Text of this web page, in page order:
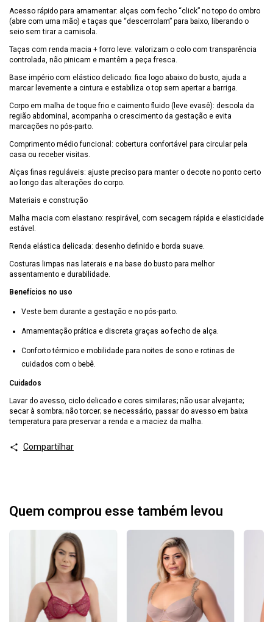
Acesso rápido para amamentar: alças com fecho “click” no topo do ombro
(abre com uma mão) e taças que “descerrolam” para baixo, liberando o
seio sem tirar a camisola.
Taças com renda macia + forro leve: valorizam o colo com transparência
controlada, não pinicam e mantêm a peça fresca.
Base império com elástico delicado: fica logo abaixo do busto, ajuda a
marcar levemente a cintura e estabiliza o top sem apertar a barriga.
Corpo em malha de toque frio e caimento fluido (leve evasê): descola da
região abdominal, acompanha o crescimento da gestação e evita
marcações no pós-parto.
Comprimento médio funcional: cobertura confortável para circular pela
casa ou receber visitas.
Alças finas reguláveis: ajuste preciso para manter o decote no ponto certo
ao longo das alterações do corpo.
Materiais e construção
Malha macia com elastano: respirável, com secagem rápida e elasticidade
estável.
Renda elástica delicada: desenho definido e borda suave.
Costuras limpas nas laterais e na base do busto para melhor
assentamento e durabilidade.
Benefícios no uso
Veste bem durante a gestação e no pós-parto.
Amamentação prática e discreta graças ao fecho de alça.
Conforto térmico e mobilidade para noites de sono e rotinas de
cuidados com o bebê.
Cuidados
Lavar do avesso, ciclo delicado e cores similares; não usar alvejante;
secar à sombra; não torcer; se necessário, passar do avesso em baixa
temperatura para preservar a renda e a maciez da malha.
Compartilhar
Quem comprou esse também levou